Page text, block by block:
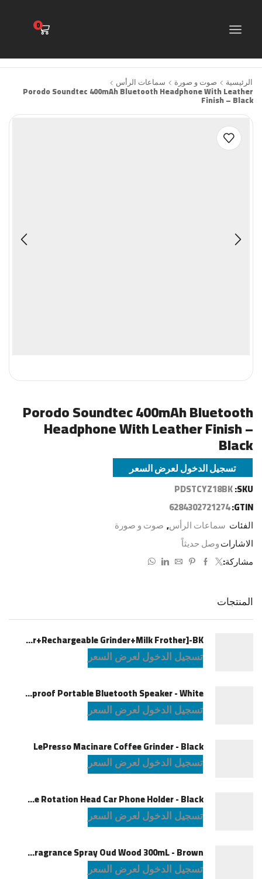
0
الرئيسية صوت و صورة سماعات الرأس
Porodo Soundtec 400mAh Bluetooth Headphone With Leather
Finish – Black
Porodo Soundtec 400mAh Bluetooth
Headphone With Leather Finish –
Black
تسجيل الدخول لعرض السعر
SKU:
PDSTCYZ18BK
GTIN:
6284302721274
الفئات سماعات الرأس, صوت و صورة
الاشاراتوصل حديثاً
مشاركة:
المنتجات
LePresso Brewology Coffee Kit [Espresso Maker+Rechargeable Grinder+Milk Frother]-BK
تسجيل الدخول لعرض السعر
JBL Charge6 Splashproof Portable Bluetooth Speaker - White
تسجيل الدخول لعرض السعر
LePresso Macinare Coffee Grinder - Black
تسجيل الدخول لعرض السعر
Powerology Logan Magsafe 360 Degree Rotation Head Car Phone Holder - Black
تسجيل الدخول لعرض السعر
Green Lion Fragrance Spray Oud Wood 300mL - Brown
تسجيل الدخول لعرض السعر